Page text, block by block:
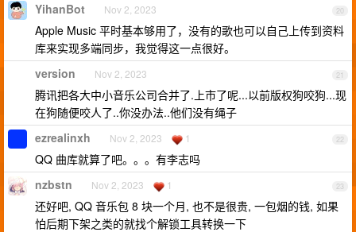
20
YihanBot Nov 2, 2023
Apple Music 平时基本够用了，没有的歌也可以自己上传到资料
库来实现多端同步，我觉得这一点很好。
21
version Nov 2, 2023
腾讯把各大中小音乐公司合并了.上市了呢...以前版权狗咬狗...现
在狗随便咬人了..你没办法..他们没有绳子
22
ezrealinxh Nov 2, 2023 1
QQ 曲库就算了吧。。。有李志吗
23
nzbstn Nov 2, 2023 1
还好吧, QQ 音乐包 8 块一个月, 也不是很贵, 一包烟的钱, 如果
怕后期下架之类的就找个解锁工具转换一下